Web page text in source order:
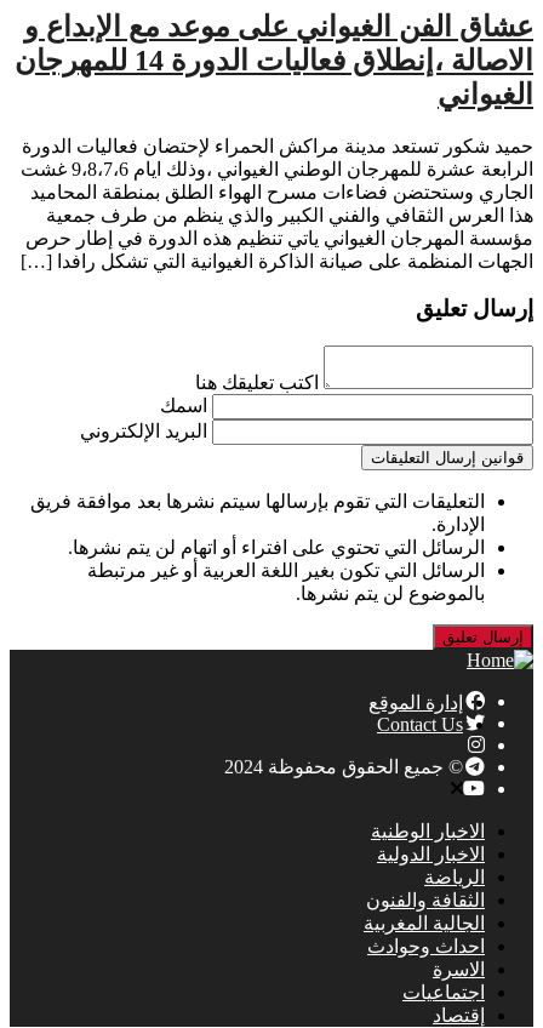
عشاق الفن الغيواني على موعد مع الإبداع و
الاصالة ،إنطلاق فعاليات الدورة 14 للمهرجان
الغيواني
حميد شكور تستعد مدينة مراكش الحمراء لإحتضان فعاليات الدورة
الرابعة عشرة للمهرجان الوطني الغيواني ،وذلك ايام 9،8،7،6 غشت
الجاري وستحتضن فضاءات مسرح الهواء الطلق بمنطقة المحاميد
هذا العرس الثقافي والفني الكبير والذي ينظم من طرف جمعية
مؤسسة المهرجان الغيواني ياتي تنظيم هذه الدورة في إطار حرص
الجهات المنظمة على صيانة الذاكرة الغيوانية التي تشكل رافدا […]
إرسال تعليق
اكتب تعليقك هنا
اسمك
البريد الإلكتروني
قوانين إرسال التعليقات
التعليقات التي تقوم بإرسالها سيتم نشرها بعد موافقة فريق
الإدارة.
الرسائل التي تحتوي على افتراء أو اتهام لن يتم نشرها.
الرسائل التي تكون بغير اللغة العربية أو غير مرتبطة
بالموضوع لن يتم نشرها.
إدارة الموقع
Contact Us
© جميع الحقوق محفوظة 2024
الاخبار الوطنية
الاخبار الدولية
الرياضة
الثقافة والفنون
الجالية المغربية
احداث وحوادث
الاسرة
اجتماعيات
إقتصاد